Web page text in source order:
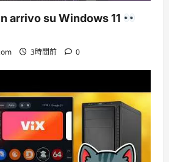
arrivo su Windows 11
3時間前 0